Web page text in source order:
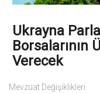
Ukrayna
Borsalarının
Verecek
Mevzuat Değişiklikleri